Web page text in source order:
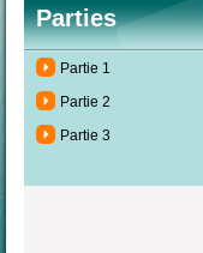
Parties
Partie 1
Partie 2
Partie 3